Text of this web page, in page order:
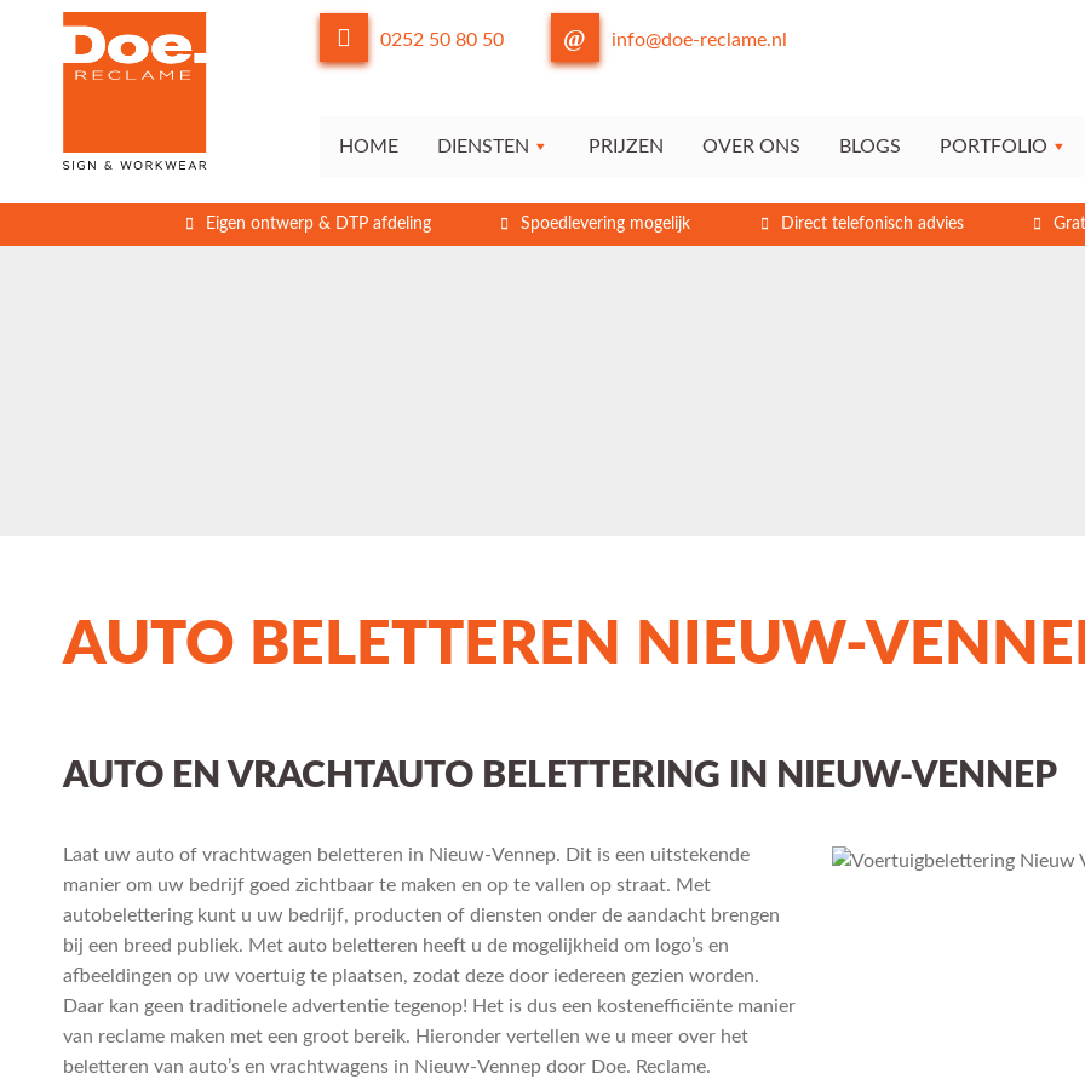
0252 50 80 50 info@doe-reclame.nl
HOME DIENSTEN PRIJZEN OVER ONS BLOGS PORTFOLIO
Eigen ontwerp & DTP afdeling Spoedlevering mogelijk Direct telefonisch advies
AUTO BELETTEREN NIEUW-
AUTO EN VRACHTAUTO BELETTERING IN NIEUW-VENNEP
Laat uw auto of vrachtwagen beletteren in Nieuw-Vennep. Dit is een uitstekende
manier om uw bedrijf goed zichtbaar te maken en op te vallen op straat. Met
autobelettering kunt u uw bedrijf, producten of diensten onder de aandacht brengen
bij een breed publiek. Met auto beletteren heeft u de mogelijkheid om logo’s en
afbeeldingen op uw voertuig te plaatsen, zodat deze door iedereen gezien worden.
Daar kan geen traditionele advertentie tegenop! Het is dus een kostenefficiënte manier
van reclame maken met een groot bereik. Hieronder vertellen we u meer over het
beletteren van auto’s en vrachtwagens in Nieuw-Vennep door Doe. Reclame.